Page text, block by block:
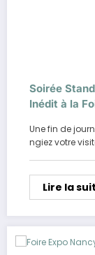
Soirée
Inédit à la
Une fin de
ngiez votre
Lire la